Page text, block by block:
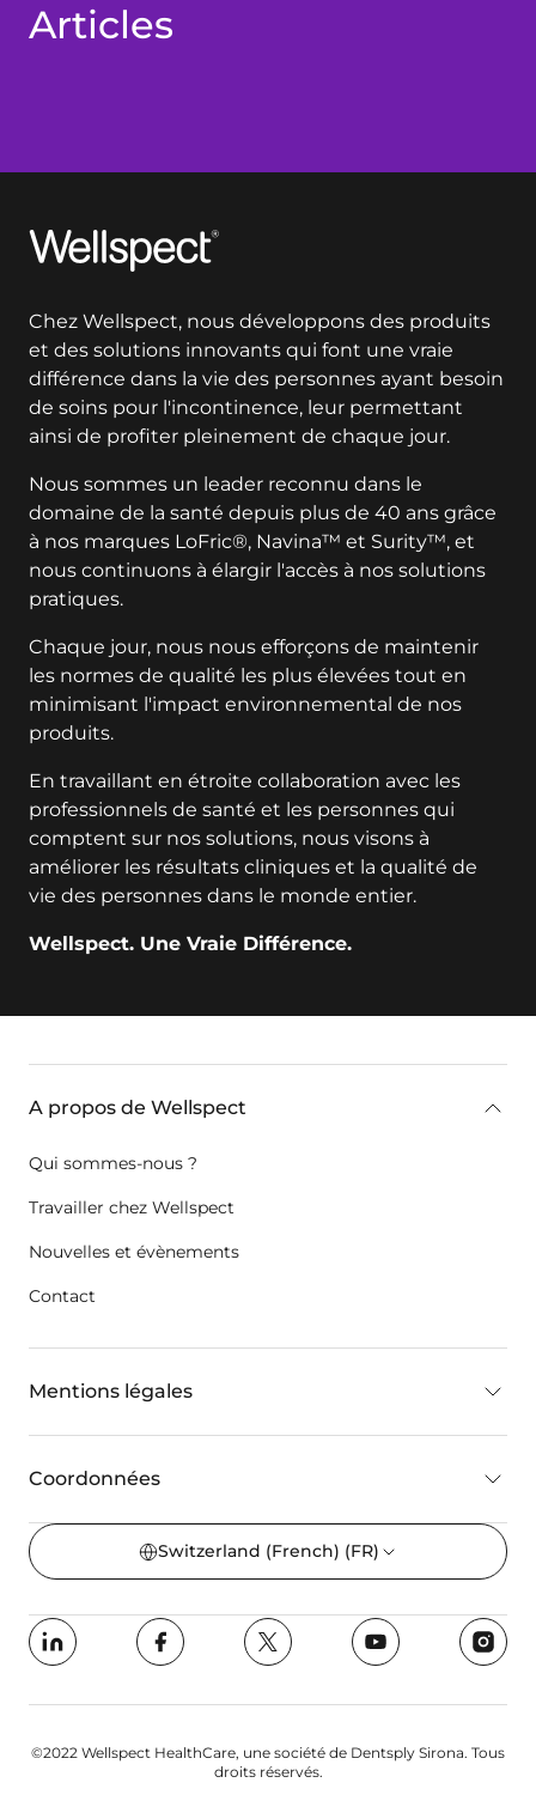
Articles
Wellspect
Chez Wellspect, nous développons des produits
et des solutions innovants qui font une vraie
différence dans la vie des personnes ayant besoin
de soins pour l'incontinence, leur permettant
ainsi de profiter pleinement de chaque jour.
Nous sommes un leader reconnu dans le
domaine de la santé depuis plus de 40 ans grâce
à nos marques LoFric®, Navina™ et Surity™, et
nous continuons à élargir l'accès à nos solutions
pratiques.
Chaque jour, nous nous efforçons de maintenir
les normes de qualité les plus élevées tout en
minimisant l'impact environnemental de nos
produits.
En travaillant en étroite collaboration avec les
professionnels de santé et les personnes qui
comptent sur nos solutions, nous visons à
améliorer les résultats cliniques et la qualité de
vie des personnes dans le monde entier.
Wellspect. Une Vraie Différence.
A propos de Wellspect
Qui sommes-nous ?
Travailler chez Wellspect
Nouvelles et évènements
Contact
Mentions légales
Coordonnées
Switzerland (French) (FR)
©2022 Wellspect HealthCare, une société de Dentsply Sirona. Tous
droits réservés.